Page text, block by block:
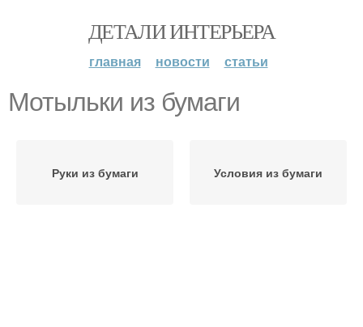
ДЕТАЛИ ИНТЕРЬЕРА
главная новости статьи
Мотыльки из бумаги
Руки из бумаги Условия из бумаги